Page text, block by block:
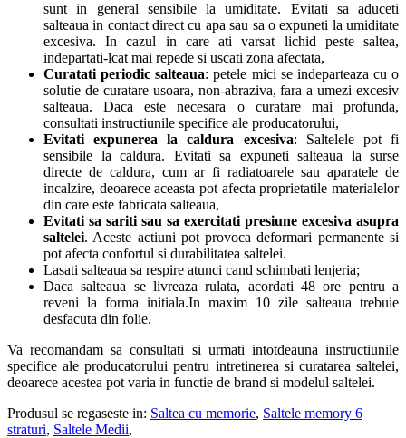
sunt in general sensibile la umiditate. Evitati sa aduceti
salteaua in contact direct cu apa sau sa o expuneti la umiditate
excesiva. In cazul in care ati varsat lichid peste saltea,
indepartati-lcat mai repede si uscati zona afectata,
Curatati periodic salteaua: petele mici se indeparteaza cu o
solutie de curatare usoara, non-abraziva, fara a umezi excesiv
salteaua. Daca este necesara o curatare mai profunda,
consultati instructiunile specifice ale producatorului,
Evitati expunerea la caldura excesiva: Saltelele pot fi
sensibile la caldura. Evitati sa expuneti salteaua la surse
directe de caldura, cum ar fi radiatoarele sau aparatele de
incalzire, deoarece aceasta pot afecta proprietatile materialelor
din care este fabricata salteaua,
Evitati sa sariti sau sa exercitati presiune excesiva asupra
saltelei. Aceste actiuni pot provoca deformari permanente si
pot afecta confortul si durabilitatea saltelei.
Lasati salteaua sa respire atunci cand schimbati lenjeria;
Daca salteaua se livreaza rulata, acordati 48 ore pentru a
reveni la forma initiala.In maxim 10 zile salteaua trebuie
desfacuta din folie.
Va recomandam sa consultati si urmati intotdeauna instructiunile
specifice ale producatorului pentru intretinerea si curatarea saltelei,
deoarece acestea pot varia in functie de brand si modelul saltelei.
Produsul se regaseste in: Saltea cu memorie, Saltele memory 6
straturi, Saltele Medii,